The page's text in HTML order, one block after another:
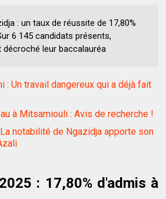
: un taux de réussite de 17,80%
6 145 candidats présents,
leur baccalauréa
: Un travail dangereux qui a déjà fait
à Mitsamiouli : Avis de recherche !
notabilité de Ngazidja apporte son
: 17,80% d'admis à